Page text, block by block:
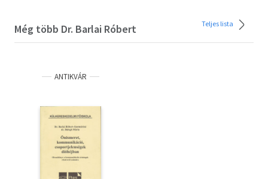
Még több Dr. Barlai Róbert Teljes lista
ANTIKVÁR